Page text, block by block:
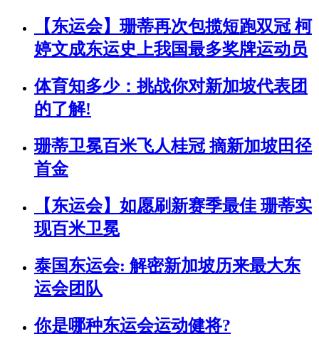
【东运会】珊蒂再次包揽短跑双冠 柯
婷文成东运史上我国最多奖牌运动员
体育知多少：挑战你对新加坡代表团
的了解!
珊蒂卫冕百米飞人桂冠 摘新加坡田径
首金
【东运会】如愿刷新赛季最佳 珊蒂实
现百米卫冕
泰国东运会: 解密新加坡历来最大东
运会团队
你是哪种东运会运动健将?